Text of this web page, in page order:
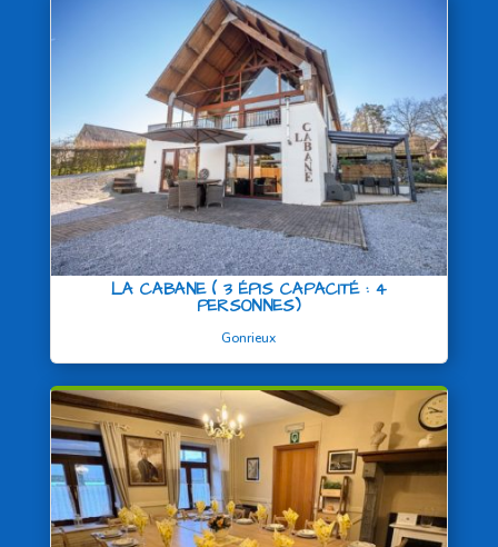
LA CABANE ( 3 ÉPIS CAPACITÉ : 4
PERSONNES)
Gonrieux